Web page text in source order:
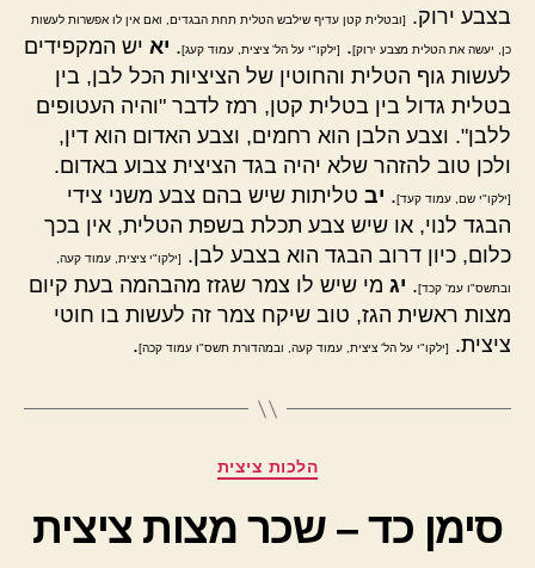
בצבע ירוק.
[ובטלית קטן עדיף שילבש הטלית תחת הבגדים, ואם אין לו אפשרות לעשות
כן, יעשה את הטלית מצבע ירוק]. [ילקו"י על הל' ציצית, עמוד קעג]. יא יש המקפידים
לעשות גוף הטלית והחוטין של הציציות הכל לבן, בין
בטלית גדול בין בטלית קטן, רמז לדבר "והיה העטופים
ללבן". וצבע הלבן הוא רחמים, וצבע האדום הוא דין,
ולכן טוב להזהר שלא יהיה בגד הציצית צבוע באדום.
[ילקו"י שם, עמוד קעד]. יב טליתות שיש בהם צבע משני צידי
הבגד לנוי, או שיש צבע תכלת בשפת הטלית, אין בכך
כלום, כיון דרוב הבגד הוא בצבע לבן.
[ילקו"י ציצית, עמוד קעה,
ובתשס"ו עמ' קכד]. יג מי שיש לו צמר שגזז מהבהמה בעת קיום
מצות ראשית הגז, טוב שיקח צמר זה לעשות בו חוטי
ציצית.
[ילקו"י על הל' ציצית, עמוד קעה, ובמהדורת תשס"ו עמוד קכה].
קטגוריות
הלכות ציצית
סימן כד – שכר מצות ציצית